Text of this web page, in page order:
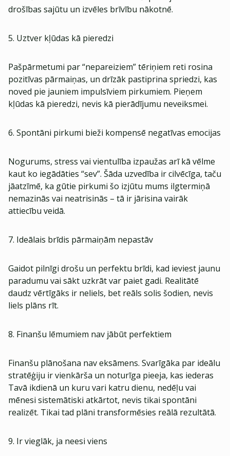
drošības sajūtu un izvēles brīvību nākotnē.
5. Uztver kļūdas kā pieredzi
Pašpārmetumi par “nepareiziem” tēriņiem reti rosina
pozitīvas pārmaiņas, un drīzāk pastiprina spriedzi, kas
noved pie jauniem impulsīviem pirkumiem. Pieņem
kļūdas kā pieredzi, nevis kā pierādījumu neveiksmei.
6. Spontāni pirkumi bieži kompensē negatīvas emocijas
Nogurums, stress vai vientulība izpaužas arī kā vēlme
kaut ko iegādāties “sev”. Šāda uzvedība ir cilvēcīga, taču
jāatzīmē, ka gūtie pirkumi šo izjūtu mums ilgtermiņā
nemazinās vai neatrisinās – tā ir jārisina vairāk
attiecību veidā.
7. Ideālais brīdis pārmaiņām nepastāv
Gaidot pilnīgi drošu un perfektu brīdi, kad ieviest jaunu
paradumu vai sākt uzkrāt var paiet gadi. Realitātē
daudz vērtīgāks ir neliels, bet reāls solis šodien, nevis
liels plāns rīt.
8. Finanšu lēmumiem nav jābūt perfektiem
Finanšu plānošana nav eksāmens. Svarīgāka par ideālu
stratēģiju ir vienkārša un noturīga pieeja, kas iederas
Tavā ikdienā un kuru vari katru dienu, nedēļu vai
mēnesi sistemātiski atkārtot, nevis tikai spontāni
realizēt. Tikai tad plāni transformēsies reālā rezultātā.
9. Ir vieglāk, ja neesi viens